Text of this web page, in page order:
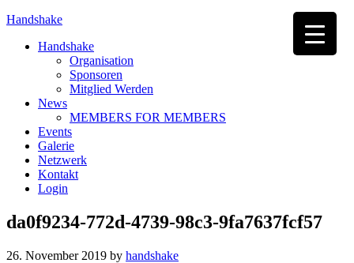
Handshake
Handshake
Organisation
Sponsoren
Mitglied Werden
News
MEMBERS FOR MEMBERS
Events
Galerie
Netzwerk
Kontakt
Login
da0f9234-772d-4739-98c3-9fa7637fcf57
26. November 2019 by handshake